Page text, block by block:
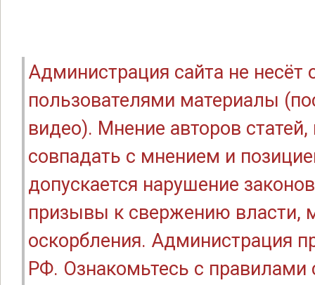
Администрация сайта не
пользователями материалы
видео). Мнение авторов
совпадать с мнением и
допускается нарушение
призывы к свержению власти,
оскорбления. Администрация
РФ. Ознакомьтесь с правилами